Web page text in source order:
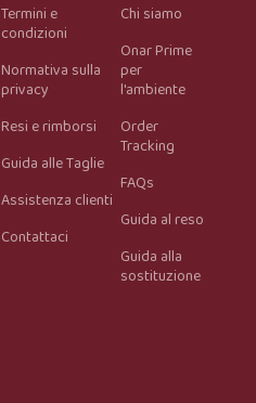
Termini e
condizioni
Normativa sulla
privacy
Resi e rimborsi
Guida alle Taglie
Assistenza clienti
Contattaci
Chi siamo
Onar Prime
per
l'ambiente
Order
Tracking
FAQs
Guida al reso
Guida alla
sostituzione